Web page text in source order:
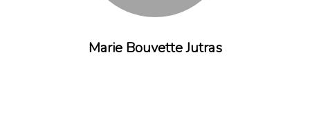
Marie Bouvette Jutras